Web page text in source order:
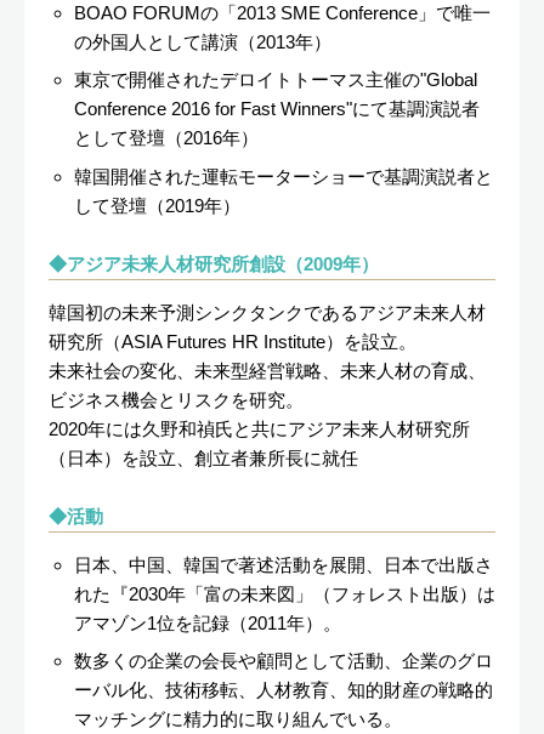
BOAO FORUMの「2013 SME Conference」で唯一
の外国人として講演（2013年）
東京で開催されたデロイトトーマス主催の"Global
Conference 2016 for Fast Winners"にて基調演説者
として登壇（2016年）
韓国開催された運転モーターショーで基調演説者と
して登壇（2019年）
アジア未来人材研究所創設（2009年）
韓国初の未来予測シンクタンクであるアジア未来人材
研究所（ASIA Futures HR Institute）を設立。
未来社会の変化、未来型経営戦略、未来人材の育成、
ビジネス機会とリスクを研究。
2020年には久野和禎氏と共にアジア未来人材研究所
（日本）を設立、創立者兼所長に就任
活動
日本、中国、韓国で著述活動を展開、日本で出版さ
れた『2030年「富の未来図」（フォレスト出版）は
アマゾン1位を記録（2011年）。
数多くの企業の会長や顧問として活動、企業のグロ
ーバル化、技術移転、人材教育、知的財産の戦略的
マッチングに精力的に取り組んでいる。